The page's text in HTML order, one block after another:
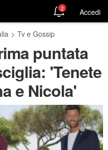
2 Accedi
> Tv e Gossip
puntata
'Tenete
e Nicola'